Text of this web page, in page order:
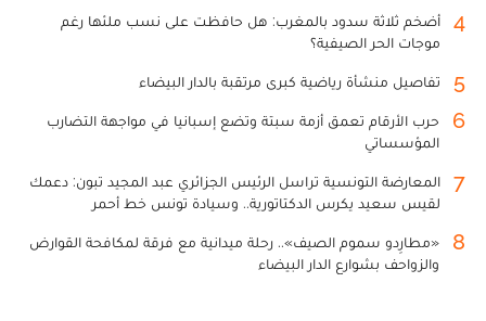
4
أضخم ثلاثة سدود بالمغرب: هل حافظت على نسب ملئها رغم
موجات الحر الصيفية؟
5 تفاصيل منشأة رياضية كبرى مرتقبة بالدار البيضاء
6
حرب الأرقام تعمق أزمة سبتة وتضع إسبانيا في مواجهة التضارب
المؤسساتي
7
المعارضة التونسية تراسل الرئيس الجزائري عبد المجيد تبون: دعمك
لقيس سعيد يكرس الدكتاتورية.. وسيادة تونس خط أحمر
8
«مطارِدو سموم الصيف».. رحلة ميدانية مع فرقة لمكافحة القوارض
والزواحف بشوارع الدار البيضاء